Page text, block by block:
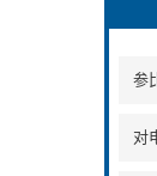
参
对